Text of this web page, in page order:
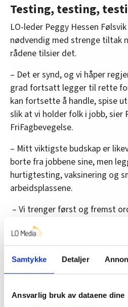
Samtykke Detaljer
Ansvarlig bruk av dataene dine
Testing, testing,
LO-leder Peggy Hessen
nødvendig med strenge tiltak
rådene tilsier det.
– Det er synd, og vi håper
grad fortsatt legger til rette
kan fortsette å handle, spise
slik at vi holder folk i jobb, sier
FriFagbevegelse.
– Mitt viktigste budskap er
borte fra jobbene sine, men
hurtigtesting, vaksinering og
arbeidsplassene.
– Vi trenger først og fremst
i jobb. Vi har fått bekreftet fra
videre sammen med partene om
lønnsstøtteordning. Vi har sett
000 uten jobb. Det vil vi helst
mange som er langtidsledige.
legger hun til.